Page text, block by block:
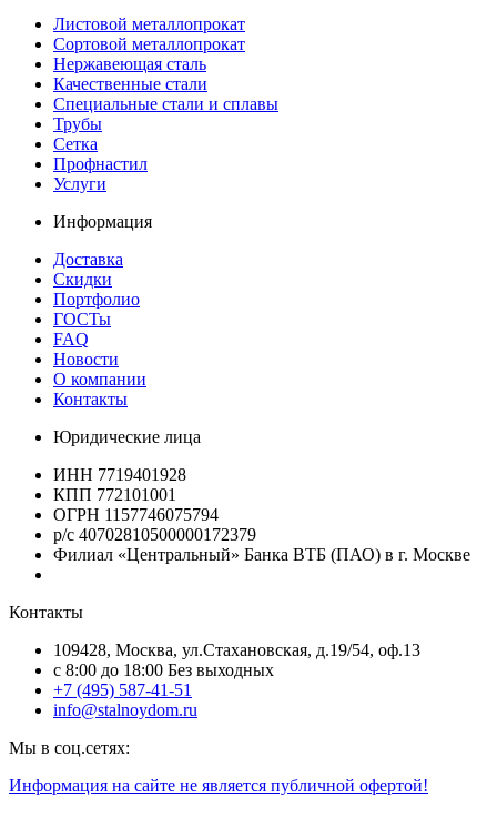
Листовой металлопрокат
Сортовой металлопрокат
Нержавеющая сталь
Качественные стали
Специальные стали и сплавы
Трубы
Сетка
Профнастил
Услуги
Информация
Доставка
Скидки
Портфолио
ГОСТы
FAQ
Новости
О компании
Контакты
Юридические лица
ИНН 7719401928
КПП 772101001
ОГРН 1157746075794
р/с 40702810500000172379
Филиал «Центральный» Банка ВТБ (ПАО) в г. Москве
Контакты
109428, Москва, ул.Стахановская, д.19/54, оф.13
c 8:00 до 18:00 Без выходных
+7 (495) 587-41-51
info@stalnoydom.ru
Мы в соц.сетях:
Информация на сайте не является публичной офертой!